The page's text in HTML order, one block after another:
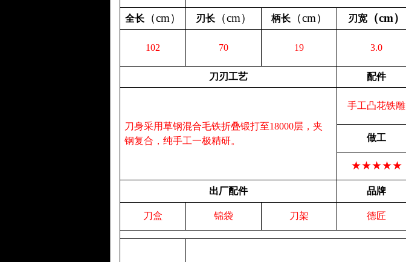
全长（cm） 刃长（cm） 柄长（cm） 刃宽 （cm）
102 70 19 3.0
刀刃工艺
配件
刀身采用草钢混合毛铁折叠锻打至18000层，夹
钢复合，纯手工一极精研。
手工凸花铁雕
做工
★★★★★
出厂配件 品牌
刀盒 锦袋 刀架 德匠